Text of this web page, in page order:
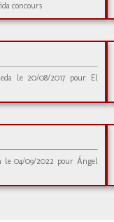
concours
le 20/08/2017 pour El
le 04/09/2022 pour Ángel